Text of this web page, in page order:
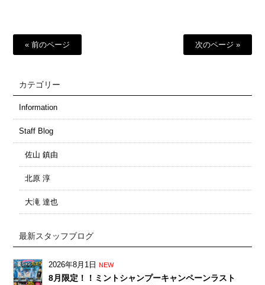
« 前のページ 次のページ »
カテゴリー
Information
Staff Blog
佐山 鎮由
北原 淳
大滝 達也
最新スタッフブログ
2026年8月1日 NEW
8月限定！！ミントシャンプーキャンペーンラスト